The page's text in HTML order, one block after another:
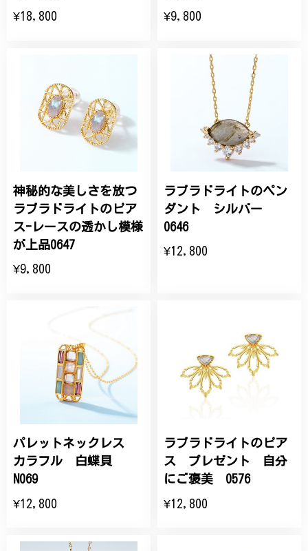
¥18,800
¥9,800
神秘的な美しさを放つ
ラブラドライトのピア
ス-レースの透かし模様
が上品0647
¥9,800
ラブラドライトのペン
ダント シルバー
0646
¥12,800
パレットネックレス
カラフル 白蝶貝
N069
¥12,800
ラブラドライトのピア
ス プレゼント 自分
にご褒美 0576
¥12,800